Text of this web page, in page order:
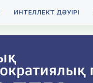
ИНТЕЛЛЕКТ ДӘУІРІ